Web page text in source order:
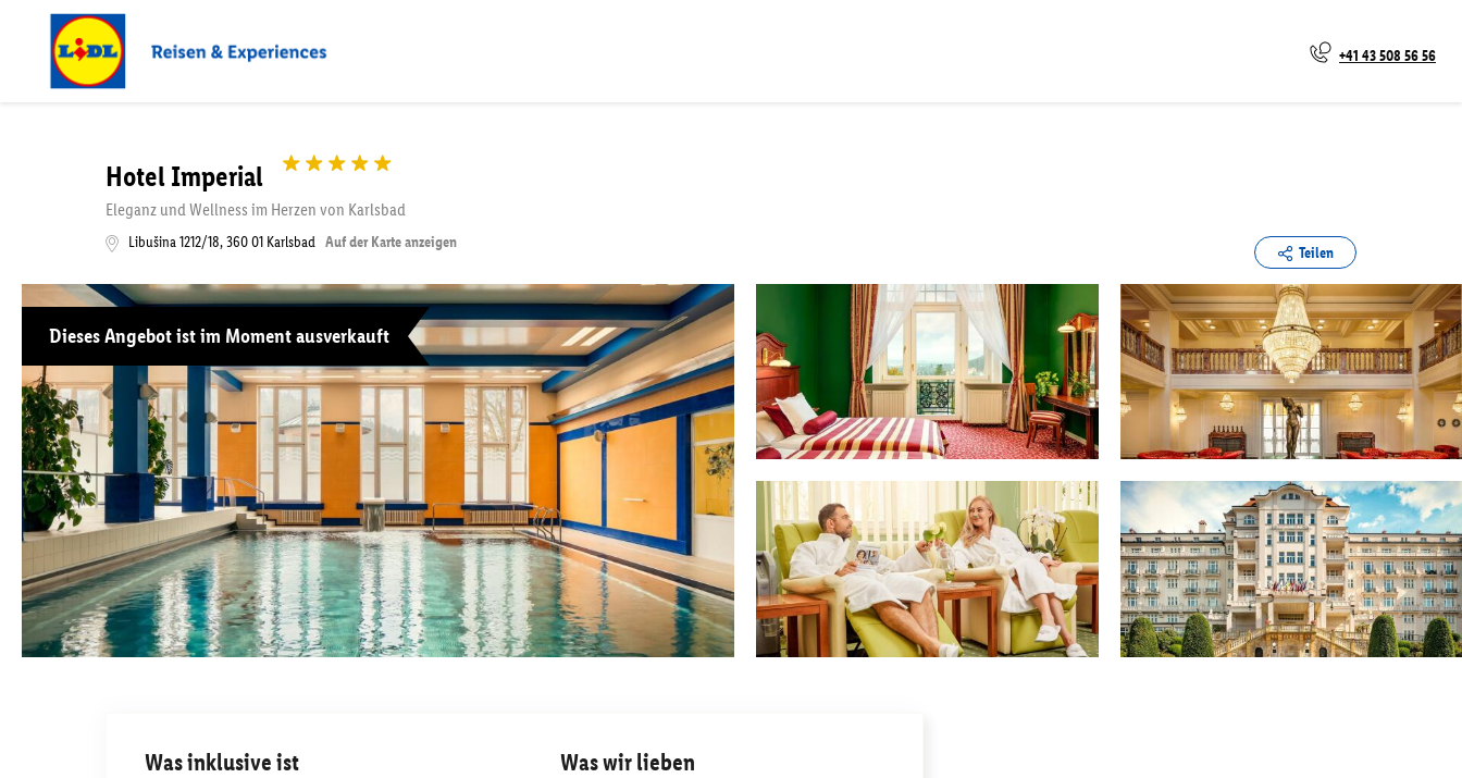
+41 43 508 56 56
Hotel Imperial
Eleganz und Wellness im Herzen von Karlsbad
Libušina 1212/18,360 01 Karlsbad Auf der Karte anzeigen
Teilen
Dieses Angebot ist im Moment ausverkauft
Was inklusive ist Was wir lieben